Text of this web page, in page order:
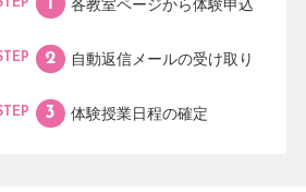
各教室ページから体験申込
自動返信メールの受け取り
体験授業日程の確定